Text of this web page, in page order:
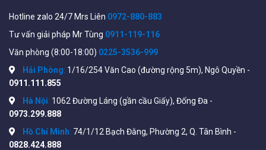
Hotline zalo 24/7 Mrs Liên 0972-880-883
Tư vấn giải pháp Mr Tùng 0911-119-116
Văn phòng (8:00-18:00) 0225-3536-999
Hải Phòng: 1/16/254 Văn Cao (đường rộng 5m), Ngô Quyền -
0911.111.855
Hà Nội: 1062 Đường Láng (gần cầu Giấy), Đống Đa -
0973.299.888
Hồ Chí Minh: 74/1/12 Bạch Đằng, Phường 2, Q. Tân Bình -
0828.424.888